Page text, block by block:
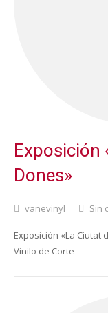
Exposición
Dones»
vanevinyl Sin
Exposición «La Ciutat
Vinilo de Corte